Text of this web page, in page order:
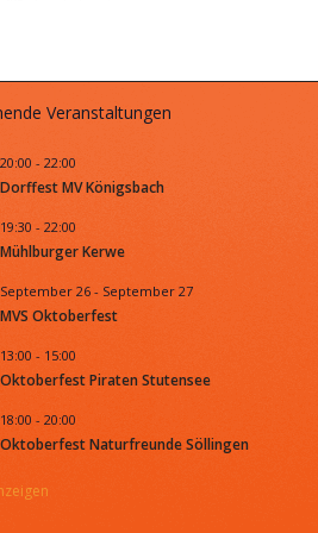
Veranstaltungen
20:00 -22:00
Dorffest MV Königsbach
19:30 -22:00
Mühlburger Kerwe
September 26 - September 27
MVS Oktoberfest
13:00 - 15:00
Oktoberfest Piraten Stutensee
18:00 -20:00
Oktoberfest Naturfreunde Söllingen